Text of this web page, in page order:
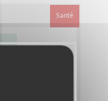
avant le
d’ici la fin août.
Santé